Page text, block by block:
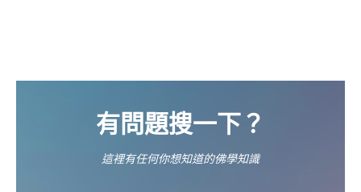
有問題搜一下？
這裡有任何你想知道的佛學知識